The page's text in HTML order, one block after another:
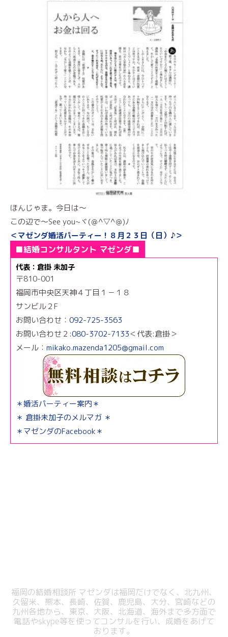
ほんじゃま。今日は～
この辺で～See you~ヾ(＠^▽^＠)ﾉ
＜マゼンダ婚活パーティー！８月２３日（日）♪＞
■結婚コンサルタント マゼンダ■
代表：倉掛 未加子
〒810-001
福岡市中央区天神４丁目１－１８
サンビル２F
お問い合わせ： 092-725-3563
お問い合わせ２:080-3702-7133＜代表:倉掛＞
メール： mikako.mazenda1205@gmail.com
＊婚活パーティー案内＊
＊ 倉掛未加子のメルマガ ＊
＊マゼンダのFacebook＊
福岡の結婚相談所 マゼンダは福岡だけでなく、北九州、
久留米、熊本、長崎、佐賀、鹿児島、大分、宮崎などの
九州各地から、東京、大阪、北海道、海外まで多方面で
電話やskype等を使ってコンサルを行い、成婚をあげて
おります。